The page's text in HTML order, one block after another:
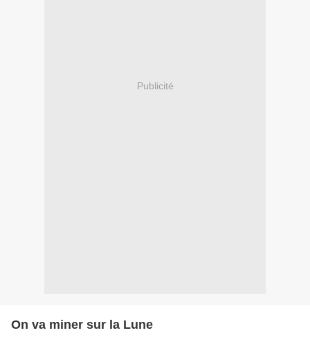
Publicité
On va miner sur la Lune